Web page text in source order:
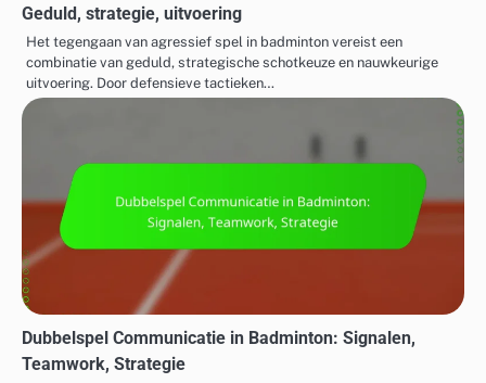
Geduld, strategie, uitvoering
Het tegengaan van agressief spel in badminton vereist een
combinatie van geduld, strategische schotkeuze en nauwkeurige
uitvoering. Door defensieve tactieken…
Dubbelspel Communicatie in Badminton: Signalen,
Teamwork, Strategie